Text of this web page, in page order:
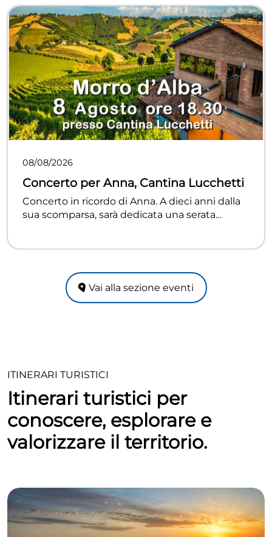
08/08/2026
Concerto per Anna, Cantina Lucchetti
Concerto in ricordo di Anna. A dieci anni dalla
sua scomparsa, sarà dedicata una serata
Lucchetti. Ingresso libero
Vai alla sezione eventi
ITINERARI TURISTICI
Itinerari turistici per
conoscere, esplorare e
valorizzare il territorio.